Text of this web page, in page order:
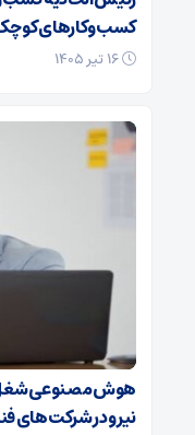
کسب‌وکارهای کوچک
هوش مصنوعی
نیرو در شرکت‌های